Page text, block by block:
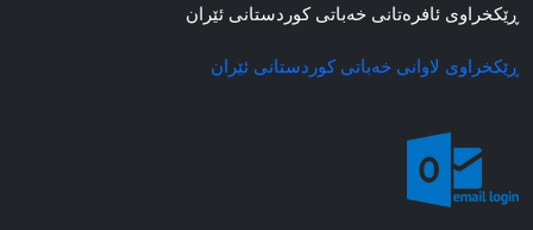
ڕێکخراوی ئافره‌تانی خه‌باتی کوردستانی ئێران
ڕێکخراوی لاوانی خه‌باتی کوردستانی ئێران